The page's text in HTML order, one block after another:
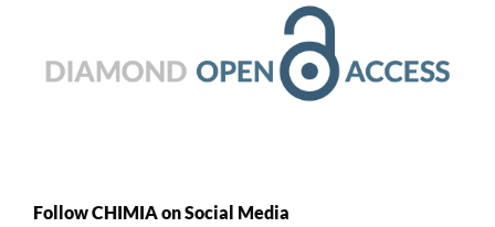
Follow CHIMIA on Social Media